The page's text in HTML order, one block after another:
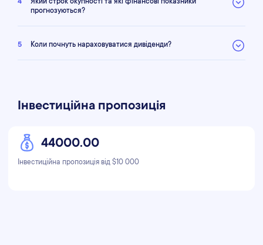
4
Який строк окупності та які фінансові показники
прогнозуються?
5 Коли почнуть нараховуватися дивіденди?
Інвестиційна пропозиція
44000.00
Інвестиційна пропозиція від $10 000